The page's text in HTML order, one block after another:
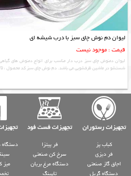
لیوان دم نوش چای سبز با درب شیشه ای
قیمت : موجود نیست
لیوان دمنوش چای سبز درب دار مناسب برای انواع دمنوش های
شستشو در ماشین ظرفشویی می باشد. دم نوش چای سبز کد محصول : ۴۱۳۵ کد فنی : (B19) دمنوش
تجهیزات رستوران تجهیزات فست فود
کباب پز
فر دیزی
اجاق گاز صنعتی
دستگاه گریل
فر پیتزا
سرخ کن صنعتی
دستگاه مرغ بریان
تاپینگ
میز